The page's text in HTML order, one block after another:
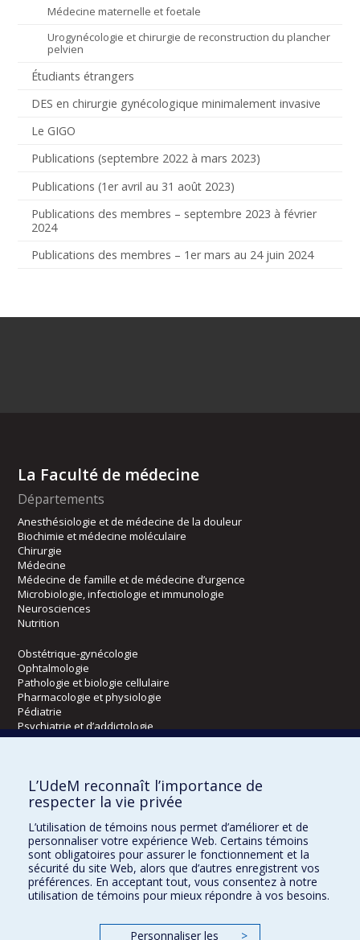
Médecine maternelle et foetale
Urogynécologie et chirurgie de reconstruction du plancher
pelvien
Étudiants étrangers
DES en chirurgie gynécologique minimalement invasive
Le GIGO
Publications (septembre 2022 à mars 2023)
Publications (1er avril au 31 août 2023)
Publications des membres – septembre 2023 à février
2024
Publications des membres – 1er mars au 24 juin 2024
La Faculté de médecine
Départements
Anesthésiologie et de médecine de la douleur
Biochimie et médecine moléculaire
Chirurgie
Médecine
Médecine de famille et de médecine d’urgence
Microbiologie, infectiologie et immunologie
Neurosciences
Nutrition
Obstétrique-gynécologie
Ophtalmologie
Pathologie et biologie cellulaire
Pharmacologie et physiologie
Pédiatrie
Psychiatrie et d’addictologie
Radiologie, radio-oncologie et médecine nucléaire
Écoles
Orthophonie et audiologie
Réadaptation
Directions
L’UdeM reconnaît l’importance de
respecter la vie privée
L’utilisation de témoins nous permet d’améliorer et de
personnaliser votre expérience Web. Certains témoins
sont obligatoires pour assurer le fonctionnement et la
sécurité du site Web, alors que d’autres enregistrent vos
préférences. En acceptant tout, vous consentez à notre
utilisation de témoins pour mieux répondre à vos besoins.
Personnaliser les >